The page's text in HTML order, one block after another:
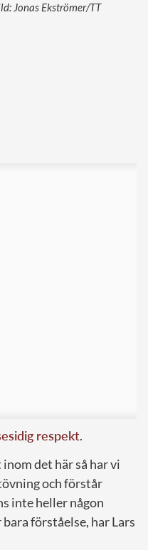
Jonas Ekströmer/TT
respekt.
det här så har vi
och förstår
inte heller någon
förståelse, har Lars